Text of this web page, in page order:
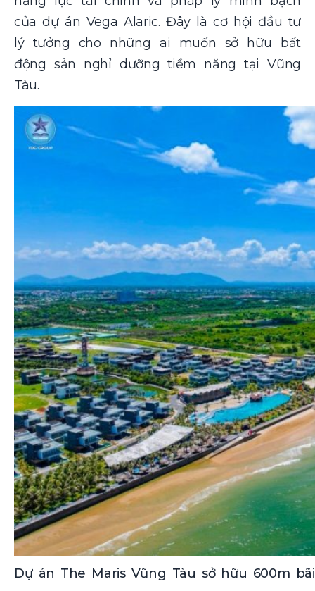
của dự án Vega Alaric. Đây là cơ hội đầu tư
lý tưởng cho những ai muốn sở hữu bất
động sản nghỉ dưỡng tiềm năng tại Vũng
Tàu.
Dự án The Maris Vũng Tàu sở hữu 600m